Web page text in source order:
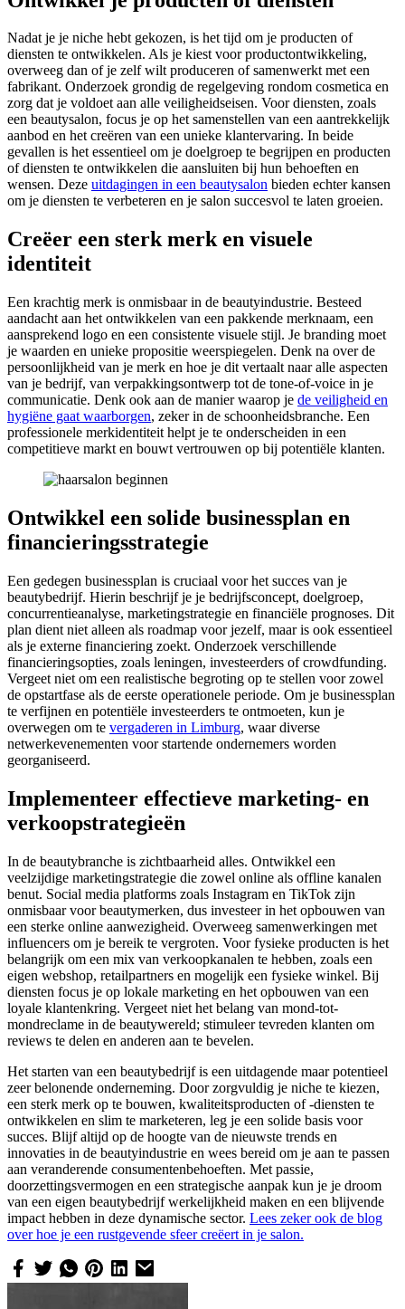
Nadat je je niche hebt gekozen, is het tijd om je producten of
diensten te ontwikkelen. Als je kiest voor productontwikkeling,
overweeg dan of je zelf wilt produceren of samenwerkt met een
fabrikant. Onderzoek grondig de regelgeving rondom cosmetica en
zorg dat je voldoet aan alle veiligheidseisen. Voor diensten, zoals
een beautysalon, focus je op het samenstellen van een aantrekkelijk
aanbod en het creëren van een unieke klantervaring. In beide
gevallen is het essentieel om je doelgroep te begrijpen en producten
of diensten te ontwikkelen die aansluiten bij hun behoeften en
wensen. Deze uitdagingen in een beautysalon bieden echter kansen
om je diensten te verbeteren en je salon succesvol te laten groeien.
Creëer een sterk merk en visuele
identiteit
Een krachtig merk is onmisbaar in de beautyindustrie. Besteed
aandacht aan het ontwikkelen van een pakkende merknaam, een
aansprekend logo en een consistente visuele stijl. Je branding moet
je waarden en unieke propositie weerspiegelen. Denk na over de
persoonlijkheid van je merk en hoe je dit vertaalt naar alle aspecten
van je bedrijf, van verpakkingsontwerp tot de tone-of-voice in je
communicatie. Denk ook aan de manier waarop je de veiligheid en
hygiëne gaat waarborgen, zeker in de schoonheidsbranche. Een
professionele merkidentiteit helpt je te onderscheiden in een
competitieve markt en bouwt vertrouwen op bij potentiële klanten.
Ontwikkel een solide businessplan en
financieringsstrategie
Een gedegen businessplan is cruciaal voor het succes van je
beautybedrijf. Hierin beschrijf je je bedrijfsconcept, doelgroep,
concurrentieanalyse, marketingstrategie en financiële prognoses. Dit
plan dient niet alleen als roadmap voor jezelf, maar is ook essentieel
als je externe financiering zoekt. Onderzoek verschillende
financieringsopties, zoals leningen, investeerders of crowdfunding.
Vergeet niet om een realistische begroting op te stellen voor zowel
de opstartfase als de eerste operationele periode. Om je businessplan
te verfijnen en potentiële investeerders te ontmoeten, kun je
overwegen om te vergaderen in Limburg, waar diverse
netwerkevenementen voor startende ondernemers worden
georganiseerd.
Implementeer effectieve marketing- en
verkoopstrategieën
In de beautybranche is zichtbaarheid alles. Ontwikkel een
veelzijdige marketingstrategie die zowel online als offline kanalen
benut. Social media platforms zoals Instagram en TikTok zijn
onmisbaar voor beautymerken, dus investeer in het opbouwen van
een sterke online aanwezigheid. Overweeg samenwerkingen met
influencers om je bereik te vergroten. Voor fysieke producten is het
belangrijk om een mix van verkoopkanalen te hebben, zoals een
eigen webshop, retailpartners en mogelijk een fysieke winkel. Bij
diensten focus je op lokale marketing en het opbouwen van een
loyale klantenkring. Vergeet niet het belang van mond-tot-
mondreclame in de beautywereld; stimuleer tevreden klanten om
reviews te delen en anderen aan te bevelen.
Het starten van een beautybedrijf is een uitdagende maar potentieel
zeer belonende onderneming. Door zorgvuldig je niche te kiezen,
een sterk merk op te bouwen, kwaliteitsproducten of -diensten te
ontwikkelen en slim te marketeren, leg je een solide basis voor
succes. Blijf altijd op de hoogte van de nieuwste trends en
innovaties in de beautyindustrie en wees bereid om je aan te passen
aan veranderende consumentenbehoeften. Met passie,
doorzettingsvermogen en een strategische aanpak kun je je droom
van een eigen beautybedrijf werkelijkheid maken en een blijvende
impact hebben in deze dynamische sector. Lees zeker ook de blog
over hoe je een rustgevende sfeer creëert in je salon.